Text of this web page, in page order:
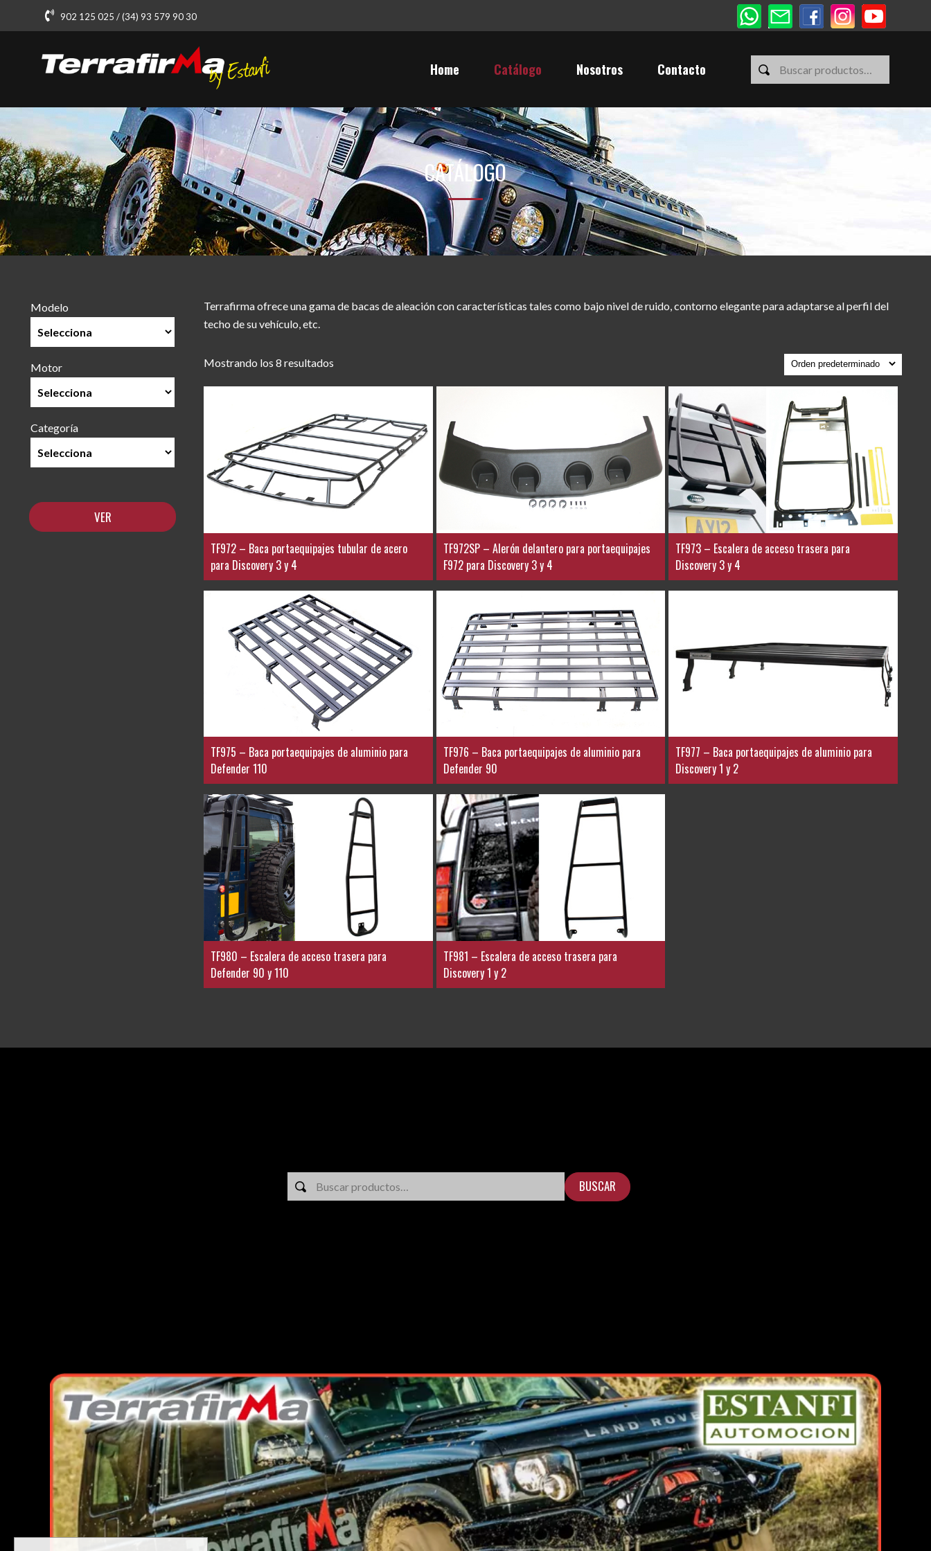
902 125 025 / (34) 93 579 90 30
Home Catálogo Nosotros Contacto
CATÁLOGO
Modelo
Motor
Categoría
Terrafirma ofrece una gama de bacas de aleación con características tales como bajo nivel de ruido, contorno elegante para adaptarse al perfil del
techo de su vehículo, etc.
Mostrando los 8 resultados
TF972 – Baca portaequipajes tubular de acero
para Discovery 3 y 4
TF972SP – Alerón delantero para portaequipajes
F972 para Discovery 3 y 4
TF973 – Escalera de acceso trasera para
Discovery 3 y 4
TF975 – Baca portaequipajes de aluminio para
Defender 110
TF976 – Baca portaequipajes de aluminio para
Defender 90
TF977 – Baca portaequipajes de aluminio para
Discovery 1 y 2
TF980 – Escalera de acceso trasera para
Defender 90 y 110
TF981 – Escalera de acceso trasera para
Discovery 1 y 2
BUSCAR